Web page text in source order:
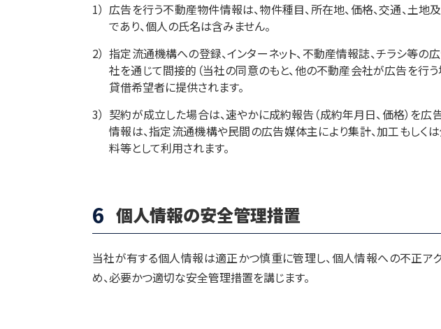
1） 広告を行う不動産物件情報は、物件種目、所在地、価格、交通、土地
であり、個人の氏名は含みません。
2） 指定流通機構への登録、インターネット、不動産情報誌、チラシ等
社を通じて間接的（当社の同意のもと、他の不動産会社が広告を行
貸借希望者に提供されます。
3） 契約が成立した場合は、速やかに成約報告（成約年月日、価格）を広
情報は、指定流通機構や民間の広告媒体主により集計、加工もしく
料等として利用されます。
6 個人情報の安全管理措置
当社が有する個人情報は適正かつ慎重に管理し、個人情報への不正アク
め、必要かつ適切な安全管理措置を講じます。